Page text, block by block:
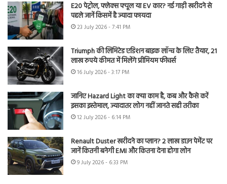
E20 पेट्रोल, फ्लेक्स फ्यूल या EV कार? नई गाड़ी खरीदने से
पहले जानें किसमें है ज्यादा फायदा
23 July 2026 - 7:41 PM
Triumph की लिमिटेड एडिशन बाइक लॉन्च के लिए तैयार, 21
लाख रुपये कीमत में मिलेंगे प्रीमियम फीचर्स
16 July 2026 - 3:17 PM
जानिए Hazard Light का क्या काम है, कब और कैसे करें
इसका इस्तेमाल, ज्यादातर लोग नहीं जानते सही तरीका
12 July 2026 - 6:14 PM
Renault Duster खरीदने का प्लान? 2 लाख डाउन पेमेंट पर
जानें कितनी बनेगी EMI और कितना देना होगा लोन
9 July 2026 - 6:33 PM